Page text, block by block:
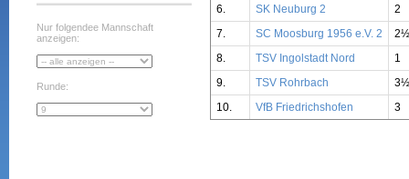
Nur folgendee Mannschaft
anzeigen:
Runde:
6.
SK Neuburg 2
2
7.
SC Moosburg 1956 e.V. 2
2½
8.
TSV Ingolstadt Nord
1
9.
TSV Rohrbach
3½
10.
VfB Friedrichshofen 3